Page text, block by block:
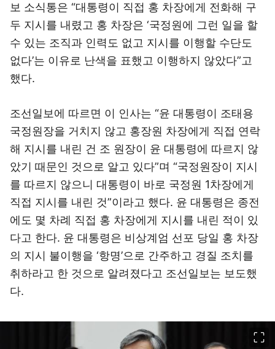
보 소식통은 “대통령이 직접 홍 차장에게 전화해 구
두 지시를 내렸고 홍 차장은 ‘국정원에 그런 일을 할
수 있는 조직과 인력도 없고 지시를 이행할 수단도
없다’는 이유로 난색을 표했고 이행하지 않았다”고
했다.
조선일보에 따르면 이 인사는 “윤 대통령이 조태용
국정원장을 거치지 않고 홍장원 차장에게 직접 연락
해 지시를 내린 건 조 원장이 윤 대통령에 따르지 않
았기 때문인 것으로 알고 있다”며 “국정원장이 지시
를 따르지 않으니 대통령이 바로 국정원 1차장에게
직접 지시를 내린 것”이라고 했다. 윤 대통령은 종전
에도 몇 차례 직접 홍 차장에게 지시를 내린 적이 있
다고 한다. 윤 대통령은 비상계엄 선포 당일 홍 차장
의 지시 불이행을 ‘항명’으로 간주하고 경질 조치를
취하라고 한 것으로 알려졌다고 조선일보는 보도했
다.